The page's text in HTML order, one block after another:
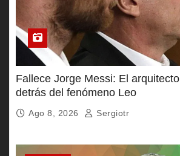
Fallece Jorge Messi: El
detrás del fenómeno Leo
Ago 8, 2026 Sergiotr